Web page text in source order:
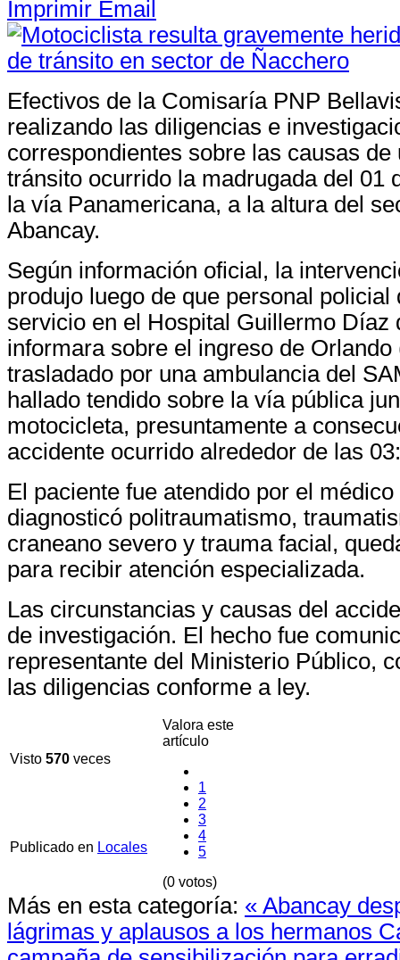
Imprimir Email
Efectivos de la Comisaría PNP
realizando las diligencias e
correspondientes sobre las causas de
tránsito ocurrido la madrugada del 01
la vía Panamericana, a la altura del
Abancay.
Según información oficial, la
produjo luego de que personal policial
servicio en el Hospital Guillermo Díaz
informara sobre el ingreso de Orlando
trasladado por una ambulancia del
hallado tendido sobre la vía pública
motocicleta, presuntamente a
accidente ocurrido alrededor de las
El paciente fue atendido por el
diagnosticó politraumatismo,
craneano severo y trauma facial,
para recibir atención especializada.
Las circunstancias y causas del
de investigación. El hecho fue
representante del Ministerio Público,
las diligencias conforme a ley.
Visto 570 veces
Valora este
artículo
1
2
3
4
5
(0 votos)
Publicado en Locales
Más en esta categoría: « Abancay
lágrimas y aplausos a los hermanos